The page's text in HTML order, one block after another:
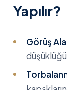
Yapılır?
Görüş